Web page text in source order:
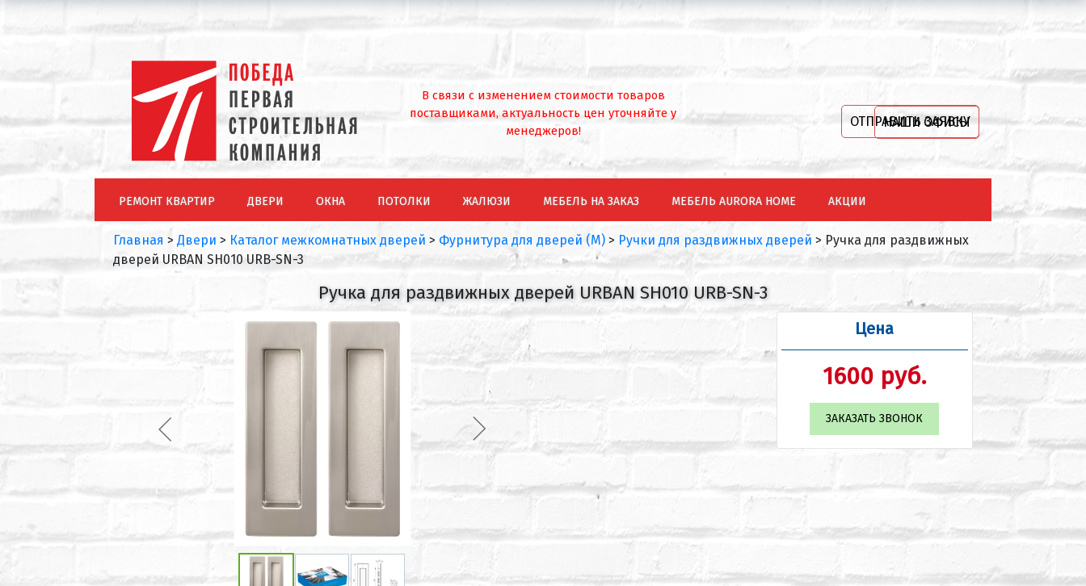
В связи с изменением стоимости товаров
поставщиками, актуальность цен уточняйте у
менеджеров!
ОТПРАВИТЬ ЗАЯВКУ
НАШИ ОФИСЫ
РЕМОНТ КВАРТИР ДВЕРИ ОКНА ПОТОЛКИ ЖАЛЮЗИ МЕБЕЛЬ НА ЗАКАЗ МЕБЕЛЬ AURORA HOME АКЦИИ
Главная > Двери > Каталог межкомнатных дверей > Фурнитура для дверей (М) > Ручки для раздвижных дверей > Ручка для раздвижных
дверей URBAN SH010 URB-SN-3
Ручка для раздвижных дверей URBAN SH010 URB-SN-3
Цена
1600 руб.
ЗАКАЗАТЬ ЗВОНОК